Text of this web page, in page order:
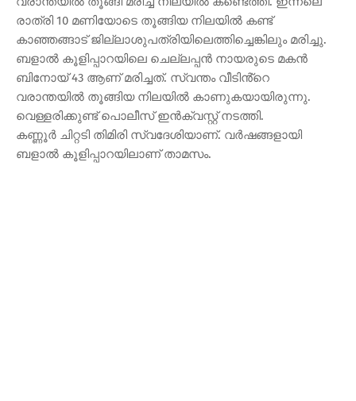
രാത്രി 10 മണിയോടെ തൂങ്ങിയ നിലയിൽ കണ്ട്
കാഞ്ഞങ്ങാട് ജില്ലാശുപത്രിയിലെത്തിച്ചെങ്കിലും മരിച്ചു.
ബളാൽ കൂളിപ്പാറയിലെ ചെല്ലപ്പൻ നായരുടെ മകൻ
ബിനോയ് 43 ആണ് മരിച്ചത്. സ്വന്തം വീടിൻ്റെ
വരാന്തയിൽ തൂങ്ങിയ നിലയിൽ കാണുകയായിരുന്നു.
വെള്ളരിക്കുണ്ട് പൊലീസ് ഇൻക്വസ്റ്റ് നടത്തി.
കണ്ണൂർ ചിറ്റടി തിമിരി സ്വദേശിയാണ്. വർഷങ്ങളായി
ബളാൽ കൂളിപ്പാറയിലാണ് താമസം.